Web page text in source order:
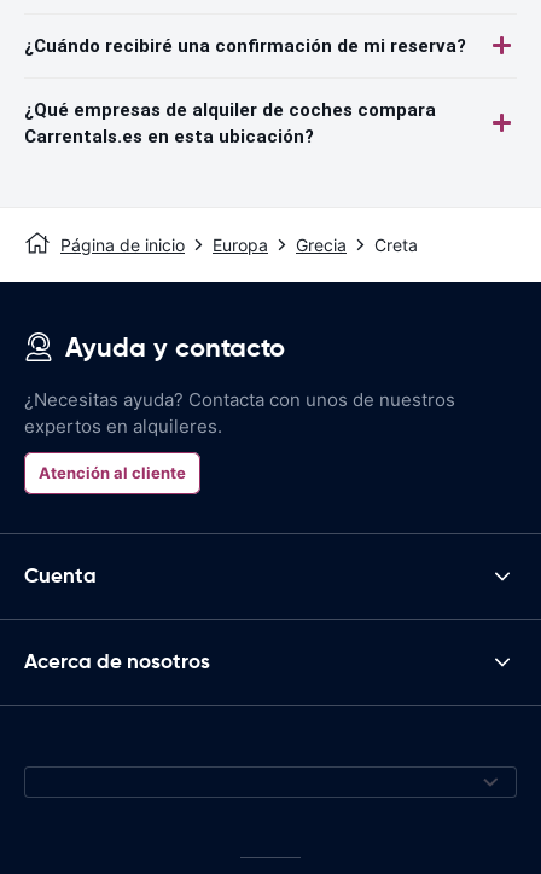
¿Cuándo recibiré una confirmación de mi reserva?
¿Qué empresas de alquiler de coches compara
Carrentals.es en esta ubicación?
Página de inicio Europa Grecia Creta
Ayuda y contacto
¿Necesitas ayuda? Contacta con unos de nuestros
expertos en alquileres.
Atención al cliente
Cuenta
Acerca de nosotros